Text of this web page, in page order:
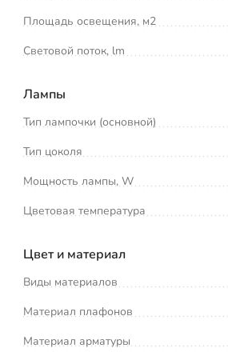
Площадь освещения, м2
Световой поток, lm
Лампы
Тип лампочки (основной)
Тип цоколя
Мощность лампы, W
Цветовая температура
Цвет и материал
Виды материалов
Материал плафонов
Материал арматуры